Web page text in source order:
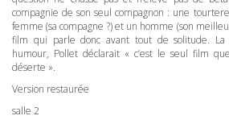
compagnie de son seul compagnon : une
femme (sa compagne ?) et un homme (son
film qui parle donc avant tout de solitude. La
humour, Pollet déclarait « c’est le seul film
déserte ».
Version restaurée
salle 2